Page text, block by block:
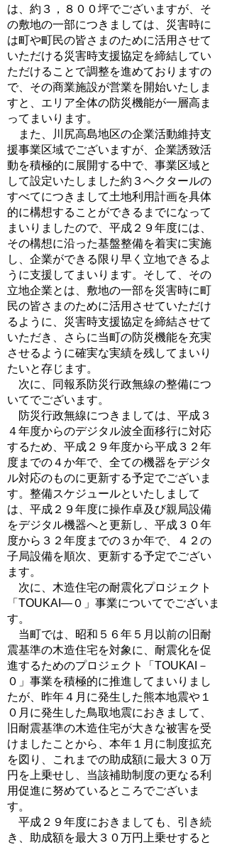
は、約３，８００坪でございますが、そ
の敷地の一部につきましては、災害時に
は町や町民の皆さまのために活用させて
いただける災害時支援協定を締結してい
ただけることで調整を進めておりますの
で、その商業施設が営業を開始いたしま
すと、エリア全体の防災機能が一層高ま
ってまいります。
また、川尻高島地区の企業活動維持支
援事業区域でございますが、企業誘致活
動を積極的に展開する中で、事業区域と
して設定いたしました約３ヘクタールの
すべてにつきまして土地利用計画を具体
的に構想することができるまでになって
まいりましたので、平成２９年度には、
その構想に沿った基盤整備を着実に実施
し、企業ができる限り早く立地できるよ
うに支援してまいります。そして、その
立地企業とは、敷地の一部を災害時に町
民の皆さまのために活用させていただけ
るように、災害時支援協定を締結させて
いただき、さらに当町の防災機能を充実
させるように確実な実績を残してまいり
たいと存じます。
次に、同報系防災行政無線の整備につ
いてでございます。
防災行政無線につきましては、平成３
４年度からのデジタル波全面移行に対応
するため、平成２９年度から平成３２年
度までの４か年で、全ての機器をデジタ
ル対応のものに更新する予定でございま
す。整備スケジュールといたしまして
は、平成２９年度に操作卓及び親局設備
をデジタル機器へと更新し、平成３０年
度から３２年度までの３か年で、４２の
子局設備を順次、更新する予定でござい
ます。
次に、木造住宅の耐震化プロジェクト
「TOUKAI―０」事業についてでございま
す。
当町では、昭和５６年５月以前の旧耐
震基準の木造住宅を対象に、耐震化を促
進するためのプロジェクト「TOUKAI－
０」事業を積極的に推進してまいりまし
たが、昨年４月に発生した熊本地震や１
０月に発生した鳥取地震におきまして、
旧耐震基準の木造住宅が大きな被害を受
けましたことから、本年１月に制度拡充
を図り、これまでの助成額に最大３０万
円を上乗せし、当該補助制度の更なる利
用促進に努めているところでございま
す。
平成２９年度におきましても、引き続
き、助成額を最大３０万円上乗せすると